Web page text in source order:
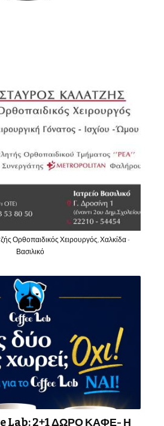
Ορθοπαιδικός Χειρουργός, Χαλκίδα -
Βασιλικό
Lab: 2+1 ΔΩΡΟ ΚΑΦΕ- Η